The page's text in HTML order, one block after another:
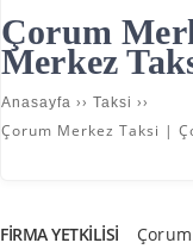
Çorum
Merkez
Anasayfa ›› Taksi ››
Çorum Merkez Taksi |
FIRMA YETKILISI